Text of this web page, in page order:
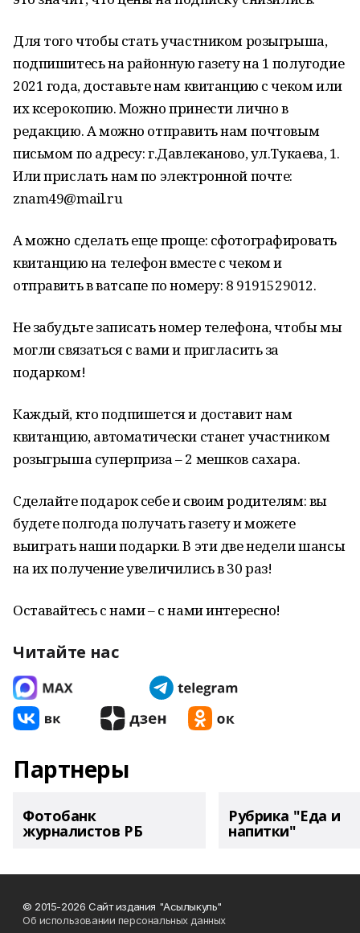
Для того чтобы стать участником розыгрыша,
подпишитесь на районную газету на 1 полугодие
2021 года, доставьте нам квитанцию с чеком или
их ксерокопию. Можно принести лично в
редакцию. А можно отправить нам почтовым
письмом по адресу: г.Давлеканово, ул.Тукаева, 1.
Или прислать нам по электронной почте:
znam49@mail.ru
А можно сделать еще проще: сфотографировать
квитанцию на телефон вместе с чеком и
отправить в ватсапе по номеру: 8 9191529012.
Не забудьте записать номер телефона, чтобы мы
могли связаться с вами и пригласить за
подарком!
Каждый, кто подпишется и доставит нам
квитанцию, автоматически станет участником
розыгрыша суперприза – 2 мешков сахара.
Сделайте подарок себе и своим родителям: вы
будете полгода получать газету и можете
выиграть наши подарки. В эти две недели шансы
на их получение увеличились в 30 раз!
Оставайтесь с нами – с нами интересно!
Читайте нас
Партнеры
Фотобанк
журналистов РБ
Рубрика "Еда и
напитки"
© 2015-2026 Сайт издания "Асылыкуль"
Об использовании персональных данных